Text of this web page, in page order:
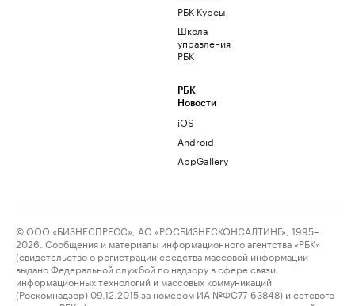
РБК Курсы
Школа
управления
РБК
РБК
Новости
iOS
Android
AppGallery
© ООО «БИЗНЕСПРЕСС», АО «РОСБИЗНЕСКОНСАЛТИНГ», 1995–
2026. Сообщения и материалы информационного агентства «РБК»
(свидетельство о регистрации средства массовой информации
выдано Федеральной службой по надзору в сфере связи,
информационных технологий и массовых коммуникаций
(Роскомнадзор) 09.12.2015 за номером ИА №ФС77-63848) и сетевого